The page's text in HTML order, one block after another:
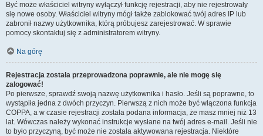
Być może właściciel witryny wyłączył funkcję rejestracji, aby nie rejestrowały
się nowe osoby. Właściciel witryny mógł także zablokować twój adres IP lub
zabronił nazwy użytkownika, którą próbujesz zarejestrować. W sprawie
pomocy skontaktuj się z administratorem witryny.
Na górę
Rejestracja została przeprowadzona poprawnie, ale nie mogę się
zalogować!
Po pierwsze, sprawdź swoją nazwę użytkownika i hasło. Jeśli są poprawne, to
wystąpiła jedna z dwóch przyczyn. Pierwszą z nich może być włączona funkcja
COPPA, a w czasie rejestracji została podana informacja, że masz mniej niż 13
lat. Wówczas należy wykonać instrukcje wysłane na twój adres e-mail. Jeśli nie
to było przyczyną, być może nie została aktywowana rejestracja. Niektóre